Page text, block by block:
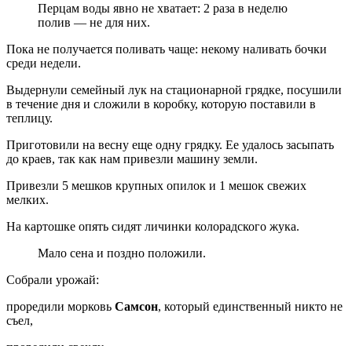
Перцам воды явно не хватает: 2 раза в неделю
полив — не для них.
Пока не получается поливать чаще: некому наливать бочки
среди недели.
Выдернули семейный лук на стационарной грядке, посушили
в течение дня и сложили в коробку, которую поставили в
теплицу.
Приготовили на весну еще одну грядку. Ее удалось засыпать
до краев, так как нам привезли машину земли.
Привезли 5 мешков крупных опилок и 1 мешок свежих
мелких.
На картошке опять сидят личинки колорадского жука.
Мало сена и поздно положили.
Собрали урожай:
проредили морковь Самсон, который единственный никто не
съел,